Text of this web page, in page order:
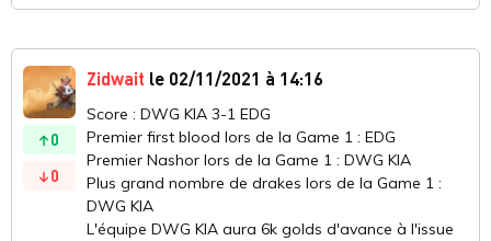
0
0
Zidwait le 02/11/2021 à 14:16
Score : DWG KIA 3-1 EDG
Premier first blood lors de la Game 1 : EDG
Premier Nashor lors de la Game 1 : DWG KIA
Plus grand nombre de drakes lors de la Game 1 :
DWG KIA
L'équipe DWG KIA aura 6k golds d'avance à l'issue